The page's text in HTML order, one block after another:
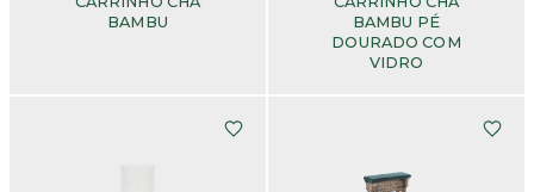
BAMBU
BAMBU PÉ
DOURADO COM
VIDRO